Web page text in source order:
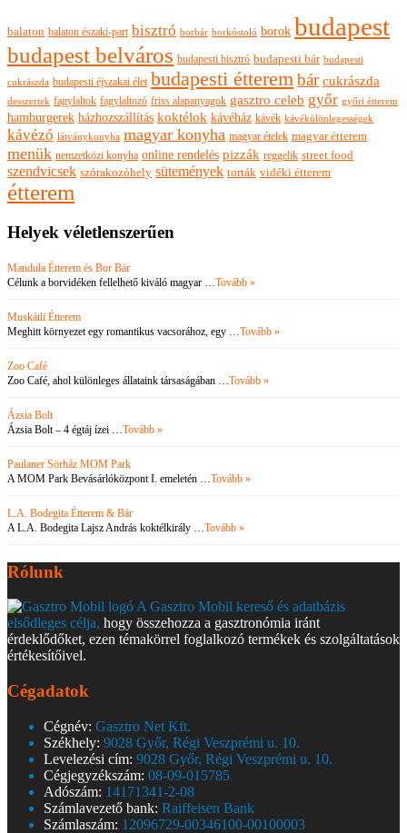
balaton balaton északi-part bisztró borbár borkóstoló borok budapest
budapest belváros budapesti bisztró budapesti bár budapesti
cukrászda budapesti éjszakai élet budapesti étterembár cukrászda
desszertek fagylaltok fagylaltozó friss alapanyagok gasztro celeb győr győri étterem
hamburgerek házhozszállítás koktélok kávéház kávék kávékülönlegességek
kávézó látványkonyha magyar konyha magyar ételek magyar étterem
menük nemzetközi konyha online rendelés pizzák reggelik street food
szendvicsek szórakozóhely sütemények torták vidéki étterem
étterem
Helyek véletlenszerűen
Mandula Étterem és Bor Bár
Célunk a borvidéken fellelhető kiváló magyar …Tovább »
Muskátli Étterem
Meghitt környezet egy romantikus vacsorához, egy …Tovább »
Zoo Café
Zoo Café, ahol különleges állataink társaságában …Tovább »
Ázsia Bolt
Ázsia Bolt – 4 égtáj ízei …Tovább »
Paulaner Sörház MOM Park
A MOM Park Bevásárlóközpont I. emeletén …Tovább »
L.A. Bodegita Étterem & Bár
A L.A. Bodegita Lajsz András koktélkirály …Tovább »
Rólunk
A Gasztro Mobil kereső és adatbázis
elsődleges célja, hogy összehozza a gasztronómia iránt
érdeklődőket, ezen témakörrel foglalkozó termékek és szolgáltatások
értékesítőivel.
Cégadatok
Cégnév: Gasztro Net Kft.
Székhely: 9028 Győr, Régi Veszprémi u. 10.
Levelezési cím: 9028 Győr, Régi Veszprémi u. 10.
Cégjegyzékszám: 08-09-015785
Adószám: 14171341-2-08
Számlavezető bank: Raiffeisen Bank
Számlaszám: 12096729-00346100-00100003